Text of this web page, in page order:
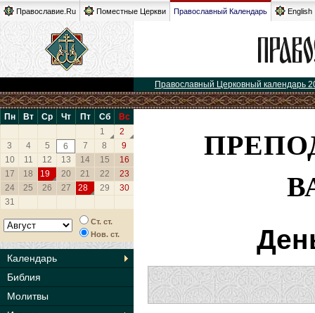
Православие.Ru Поместные Церкви Православный Календарь English
Православный Церковный календарь
Пн Вт Ср Чт Пт Сб
Вс
1
2
3
4 5 6 7 8
9
10
11 12 13 14 15
16
17
18 19 20 21 22
23
24
25 26 27 28 29
30
31
Ст. ст.
Нов. ст.
Календарь
Библия
Молитвы